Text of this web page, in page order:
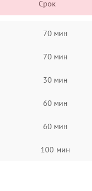
Срок
70 мин
70 мин
30 мин
60 мин
60 мин
100 мин